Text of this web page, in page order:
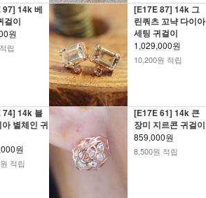
97] 14k 베
걸이
원
립
[E17E 87] 14k 그
린쿼츠 꼬냑 다이아
세팅 귀걸이
1,029,000원
10,200원 적립
74] 14k 블
별체인 귀
원
적립
[E17E 61] 14k 큰
장미 지르콘 귀걸이
859,000원
8,500원 적립